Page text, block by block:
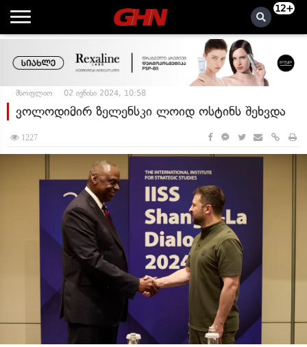
12+
მსოფლიო 02 ივნისი 2024, 10:58
ვოლოდიმირ ზელენსკი ლოიდ ოსტინს შეხვდა
1227